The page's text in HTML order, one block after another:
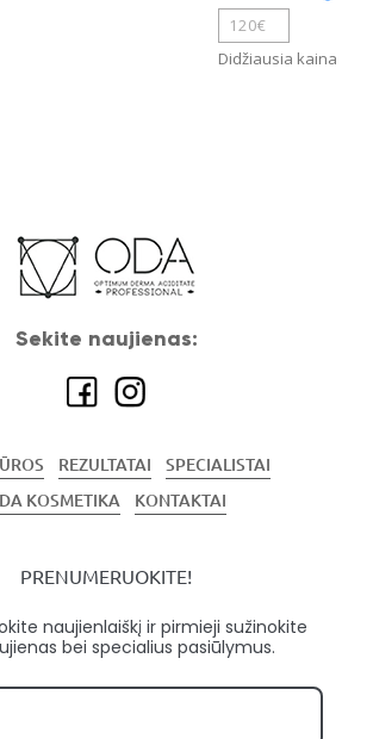
Didžiausia kaina
Sekite naujienas:
REZULTATAI
SPECIALISTAI
KOSMETIKA
KONTAKTAI
PRENUMERUOKITE!
naujienlaiškį ir pirmieji sužinokite
bei specialius pasiūlymus.